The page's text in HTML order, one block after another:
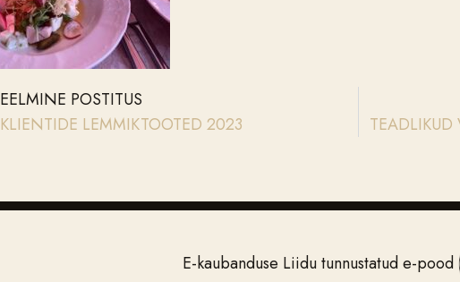
EELMINE POSTITUS
KLIENTIDE LEMMIKTOOTED 2023
TEADLIKUD
E-kaubanduse Liidu tunnustatud e-pood